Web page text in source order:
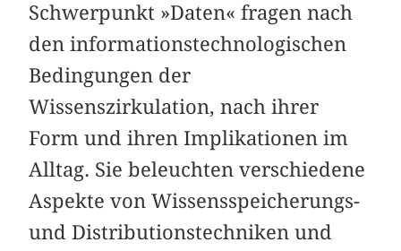
Schwerpunkt »Daten« fragen nach
den informationstechnologischen
Bedingungen der
Wissenszirkulation, nach ihrer
Form und ihren Implikationen im
Alltag. Sie beleuchten verschiedene
Aspekte von Wissensspeicherungs-
und Distributionstechniken und